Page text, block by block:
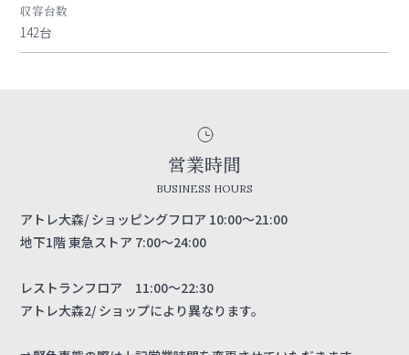
収容台数
142台
営業時間
BUSINESS HOURS
アトレ大森/ ショッピングフロア 10:00～21:00
地下1階 東急ストア 7:00～24:00
レストランフロア 11:00～22:30
アトレ大森2/ ショップにより異なります。